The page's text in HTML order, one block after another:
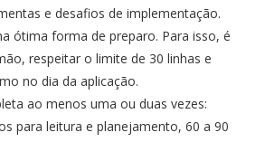
e desafios de implementação.
ótima forma de preparo. Para isso, é
respeitar o limite de 30 linhas e
no dia da aplicação.
ao menos uma ou duas vezes:
para leitura e planejamento, 60 a 90